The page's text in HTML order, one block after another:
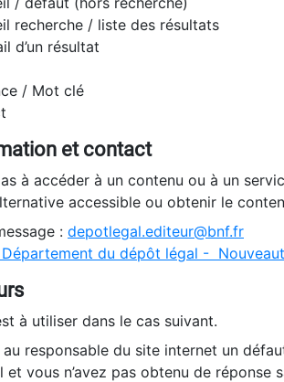
recherche / liste des résultats
d’un résultat
/ Mot clé
et contact
à accéder à un contenu ou à un
accessible ou obtenir le
: depotlegal.editeur@bnf.fr
du dépôt légal -
à utiliser dans le cas suivant.
responsable du site internet un
vous n’avez pas obtenu de réponse